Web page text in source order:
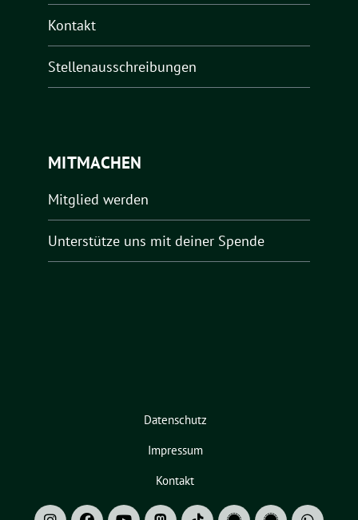
Kontakt
Stellenausschreibungen
MITMACHEN
Mitglied werden
Unterstütze uns mit deiner Spende
Datenschutz
Impressum
Kontakt